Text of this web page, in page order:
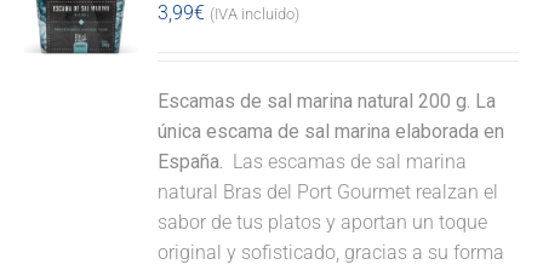
3,99€ (IVA incluido)
Escamas de sal marina natural 200 g. La
única escama de sal marina elaborada en
España. Las escamas de sal marina
natural Bras del Port Gourmet realzan el
sabor de tus platos y aportan un toque
original y sofisticado, gracias a su forma